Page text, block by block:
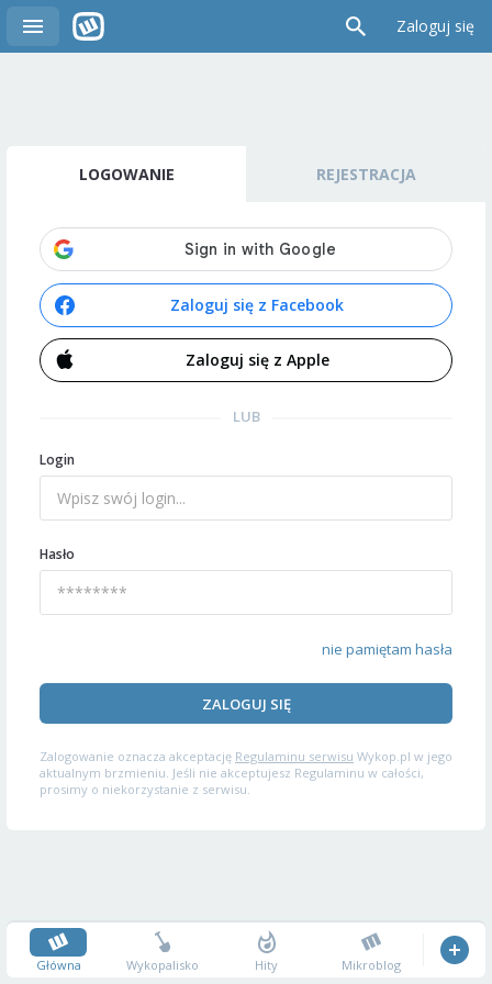
Zaloguj się
LOGOWANIE REJESTRACJA
Zaloguj się z Facebook
Zaloguj się z Apple
LUB
Login
Hasło
nie pamiętam hasła
ZALOGUJ SIĘ
Zalogowanie oznacza akceptację Regulaminu serwisu Wykop.pl w jego
aktualnym brzmieniu. Jeśli nie akceptujesz Regulaminu w całości,
prosimy o niekorzystanie z serwisu.
Główna Wykopalisko Hity Mikroblog